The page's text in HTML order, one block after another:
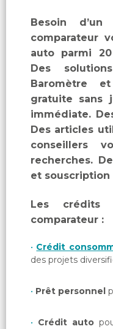
Besoin
comparateur
auto parmi
Des
Baromètre
gratuite sans
immédiate.
Des articles
conseillers
recherches.
et souscription
Les crédits
comparateur :
Crédit
des projets
Prêt personnel
Crédit auto